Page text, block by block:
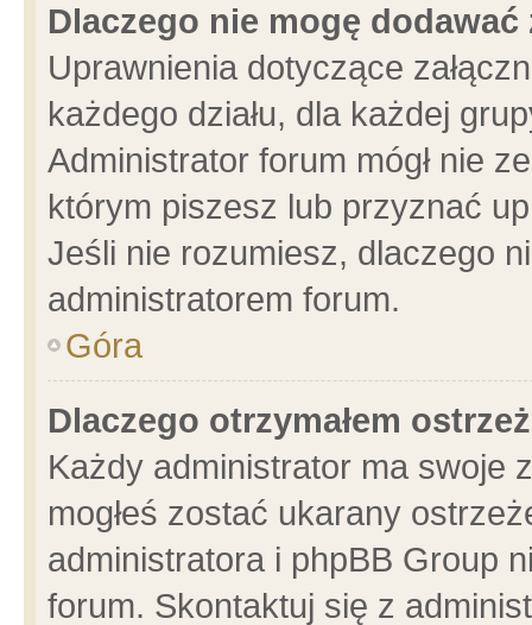
Dlaczego nie mogę dodawać
Uprawnienia dotyczące
każdego działu, dla każdej
Administrator forum mógł nie
którym piszesz lub przyznać
Jeśli nie rozumiesz, dlaczego
administratorem forum.
Góra
Dlaczego otrzymałem
Każdy administrator ma swoje
mogłeś zostać ukarany
administratora i phpBB Group
forum. Skontaktuj się z